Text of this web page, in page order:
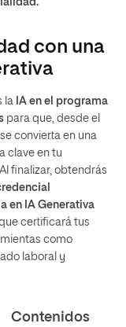
con una
la IA en el programa
para que, desde el
convierta en una
clave en tu
finalizar, obtendrás
en IA Generativa
certificará tus
como
laboral y
Contenidos